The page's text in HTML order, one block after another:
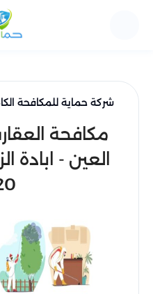
شركة حماية للمكافحة
مكافحة
العين -